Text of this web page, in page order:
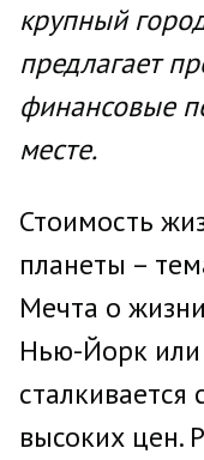
крупный
предлагает
финансовые
месте.
Стоимость
планеты –
Мечта о
Нью-Йорк или
высоких цен.